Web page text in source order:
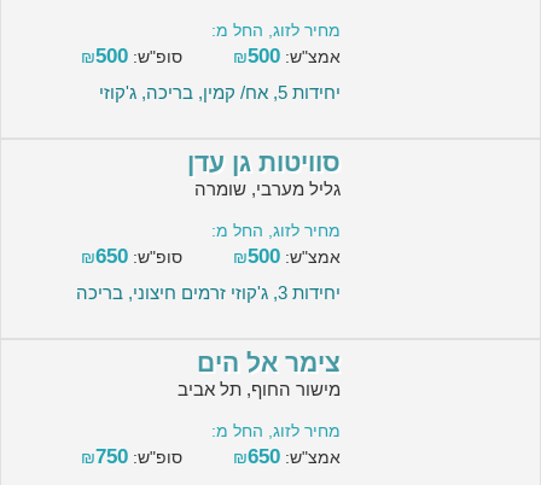
מחיר לזוג, החל מ:
אמצ"ש:
₪500 סופ"ש: ₪500
יחידות 5, אח/ קמין, בריכה, ג'קוזי
סוויטות גן עדן
גליל מערבי, שומרה
מחיר לזוג, החל מ:
אמצ"ש:
₪500 סופ"ש: ₪650
יחידות 3, ג'קוזי זרמים חיצוני, בריכה
צימר אל הים
מישור החוף, תל אביב
מחיר לזוג, החל מ:
אמצ"ש:
₪650 סופ"ש: ₪750